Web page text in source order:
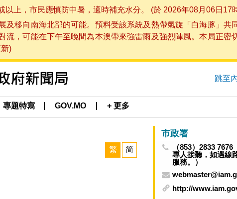
上，市民應慎防中暑，適時補充水分。 (於 2026年08月06日17
移向南海北部的可能。預料受該系統及熱帶氣旋「白海豚」共
，可能在下午至晚間為本澳帶來強雷雨及強烈陣風。本局正密
)
跳至
專題特寫 GOV.MO + 更多
繁 简
市政署
（853）2833
專人接聽，如遇線
服務。）
http://